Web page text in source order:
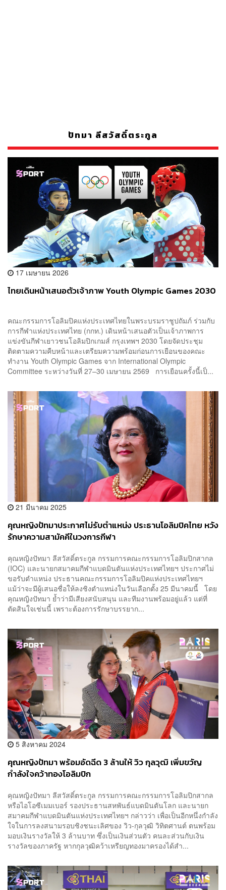
ปัทมา ลีสวัสดิ์ตระกูล
17 เมษายน 2026
ไทยเดินหน้าเสนอตัวเจ้าภาพ Youth Olympic Games 2030
คณะกรรมการโอลิมปิคแห่งประเทศไทยในพระบรมราชูปถัมภ์ ร่วมกับ
การกีฬาแห่งประเทศไทย (กกท.) เดินหน้าเสนอตัวเป็นเจ้าภาพการ
แข่งขันกีฬาเยาวชนโอลิมปิกเกมส์ กรุงเทพฯ 2030 โดยจัดประชุม
ติดตามความคืบหน้าและเตรียมความพร้อมก่อนการเยือนของคณะ
ทำงาน Youth Olympic Games จาก International Olympic
Committee ระหว่างวันที่ 27–30 เมษายน 2569 การเยือนครั้งนี้เป็...
21 มีนาคม 2025
คุณหญิงปัทมาประกาศไม่รับตำแหน่ง ประธานโอลิมปิคไทย หวัง
รักษาความสามัคคีในวงการกีฬา
คุณหญิงปัทมา ลีสวัสดิ์ตระกูล กรรมการคณะกรรมการโอลิมปิกสากล
(IOC) และนายกสมาคมกีฬาแบดมินตันแห่งประเทศไทยฯ ประกาศไม่
ขอรับตำแหน่ง ประธานคณะกรรมการโอลิมปิคแห่งประเทศไทยฯ
แม้ว่าจะมีผู้เสนอชื่อให้ลงชิงตำแหน่งในวันเลือกตั้ง 25 มีนาคมนี้ โดย
คุณหญิงปัทมา ย้ำว่ามีเสียงสนับสนุน และทีมงานพร้อมอยู่แล้ว แต่ที่
ตัดสินใจเช่นนี้ เพราะต้องการรักษาบรรยาก...
5 สิงหาคม 2024
คุณหญิงปัทมา พร้อมอัดฉีด 3 ล้านให้ วิว กุลวุฒิ เพิ่มขวัญ
กำลังใจคว้าทองโอลิมปิก
คุณหญิงปัทมา ลีสวัสดิ์ตระกูล กรรมการคณะกรรมการโอลิมปิกสากล
หรือไอโอซีเมมเบอร์ รองประธานสหพันธ์แบดมินตันโลก และนายก
สมาคมกีฬาแบดมินตันแห่งประเทศไทยฯ กล่าวว่า เพื่อเป็นอีกหนึ่งกำลัง
ใจในการลงสนามรอบชิงชนะเลิศของ วิว-กุลวุฒิ วิทิตศานต์ ตนพร้อม
มอบเงินรางวัลให้ 3 ล้านบาท ซึ่งเป็นเงินส่วนตัว คนละส่วนกับเงิน
รางวัลของภาครัฐ หากกุลวุฒิคว้าเหรียญทองมาครองได้สำ...